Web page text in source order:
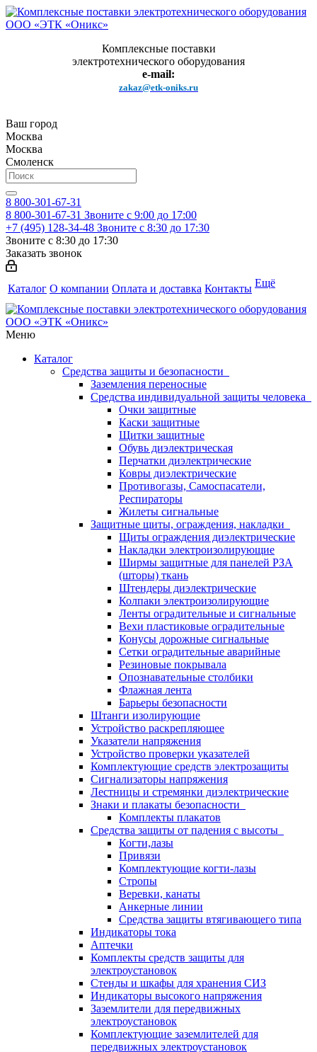
Комплексные поставки
электротехнического оборудования
e-mail:
zakaz@etk-oniks.ru
Ваш город
Москва
Москва
Смоленск
8 800-301-67-31
8 800-301-67-31 Звоните с 9:00 до 17:00
+7 (495) 128-34-48 Звоните с 8:30 до 17:30
Звоните с 8:30 до 17:30
Заказать звонок
Каталог О компании Оплата и доставка Контакты Ещё
Меню
Каталог
Средства защиты и безопасности
Заземления переносные
Средства индивидуальной защиты человека
Очки защитные
Каски защитные
Щитки защитные
Обувь диэлектрическая
Перчатки диэлектрические
Ковры диэлектрические
Противогазы, Самоспасатели,
Респираторы
Жилеты сигнальные
Защитные щиты, ограждения, накладки
Щиты ограждения диэлектрические
Накладки электроизолирующие
Ширмы защитные для панелей РЗА
(шторы) ткань
Штендеры диэлектрические
Колпаки электроизолирующие
Ленты оградительные и сигнальные
Вехи пластиковые оградительные
Конусы дорожные сигнальные
Сетки оградительные аварийные
Резиновые покрывала
Опознавательные столбики
Флажная лента
Барьеры безопасности
Штанги изолирующие
Устройство раскрепляющее
Указатели напряжения
Устройство проверки указателей
Комплектующие средств электрозащиты
Сигнализаторы напряжения
Лестницы и стремянки диэлектрические
Знаки и плакаты безопасности
Комплекты плакатов
Средства защиты от падения с высоты
Когти,лазы
Привязи
Комплектующие когти-лазы
Стропы
Веревки, канаты
Анкерные линии
Средства защиты втягивающего типа
Индикаторы тока
Аптечки
Комплекты средств защиты для
электроустановок
Стенды и шкафы для хранения СИЗ
Индикаторы высокого напряжения
Заземлители для передвижных
электроустановок
Комплектующие заземлителей для
передвижных электроустановок